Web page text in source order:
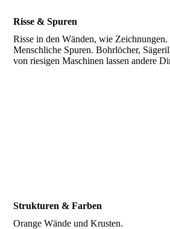
Risse & Spuren
Risse in den Wänden, wie
Menschliche Spuren. Bohrlöcher,
von riesigen Maschinen lassen andere
Strukturen & Farben
Orange Wände und Krusten.